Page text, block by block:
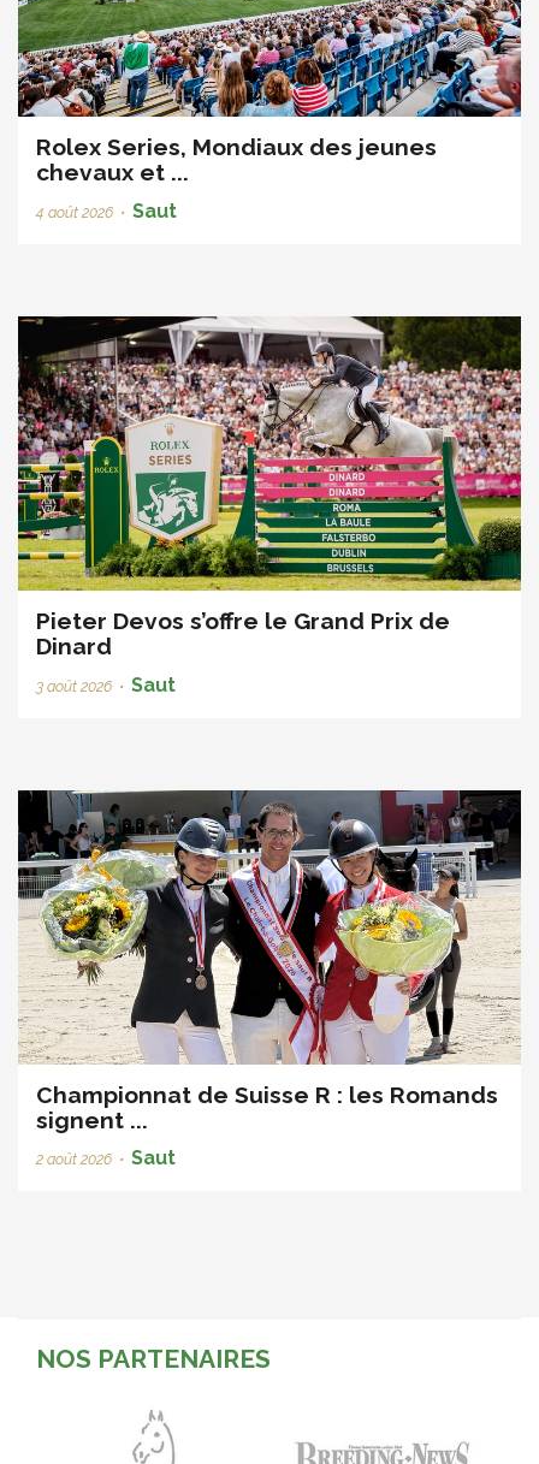
Rolex Series, Mondiaux des jeunes
chevaux et ...
4 août 2026 • Saut
Pieter Devos s’offre le Grand Prix de
Dinard
3 août 2026 • Saut
Championnat de Suisse R : les Romands
signent ...
2 août 2026 • Saut
NOS PARTENAIRES